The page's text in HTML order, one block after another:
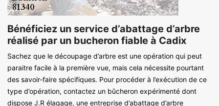
Bénéficiez un service d’abattage d’arbre
réalisé par un bucheron fiable à Cadix
Sachez que le découpage d’arbre est une opération qui peut
paraitre facile à la première vue, mais cela nécessite pourtant
des savoir-faire spécifiques. Pour procéder à l’exécution de ce
type d’opération, contactez un bûcheron expérimenté dont
dispose J.R élagage, une entreprise d’abattage d’arbre